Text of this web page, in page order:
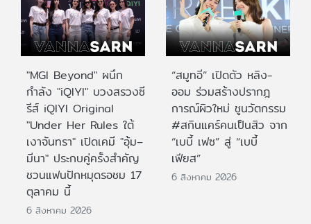
"MGI Beyond" ผนึก
กำลัง "iQIYI" บวงสรวงซี
รีส์ iQIYI Original
"Under Her Rules ใต้
เงาจันทรา" เปิดเคมี "อุ้ม–
มีนา" ประกบคู่ครั้งสำคัญ
ชวนแฟนปักหมุดรอชม 17
ตุลาคม นี้
6 สิงหาคม 2026
“สมูทอี” เปิดตัว หลิง-
ออม ร่วมสร้างปรากฎ
การณ์ผิวใหม่ ชูนวัตกรรม
#สกินแคร์คนเป็นสิว จาก
“เบบี้ เฟซ” สู่ “เบบี้
เฟียส”
6 สิงหาคม 2026